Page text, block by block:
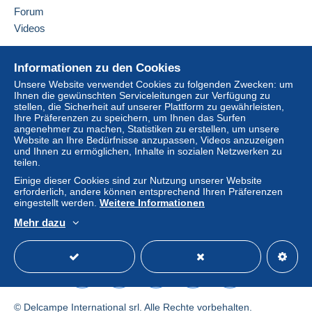
Diese Zone enthältein Land.
Versandoption
Zahlung per:
Brief (Standardformat/Kleinbrief)
Brief mit Sendungsverfolgung
(Standardformat/Kleinbrief)
Einschreiben (Standarformat/Kleinbrief) +
Versicherung (oder Sendungsverfolgung)
Um auf die Lieferinformationen
zugreifen zu können, müssen Sie
Mitglied sein und sich einloggen.
Einlogg
Anmeld
Diesen Verkäufer zu meiner schwarzen Liste
Informationen zu den Cookies
Unsere Website verwendet Cookies zu folgenden Zwecken: um
Ihnen die gewünschten Serviceleitungen zur Verfügung zu
stellen, die Sicherheit auf unserer Plattform zu gewährleisten,
Ihre Präferenzen zu speichern, um Ihnen das Surfen
angenehmer zu machen, Statistiken zu erstellen, um unsere
Website an Ihre Bedürfnisse anzupassen, Videos anzuzeigen
und Ihnen zu ermöglichen, Inhalte in sozialen Netzwerken zu
teilen.
Einige dieser Cookies sind zur Nutzung unserer Website
erforderlich, andere können entsprechend Ihren Präferenzen
eingestellt werden. Weitere Informationen
Mehr dazu
Forum
Videos
Online-Hilfe
Auf Delcampe kaufen
Auf Delcampe verkaufen
Eine sichere Website
© Delcampe International srl. Alle Rechte vorbehalten.